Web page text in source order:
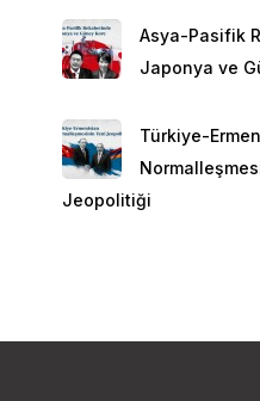
Asya-Pasifik
Japonya ve
Türkiye-
Jeopolitiği